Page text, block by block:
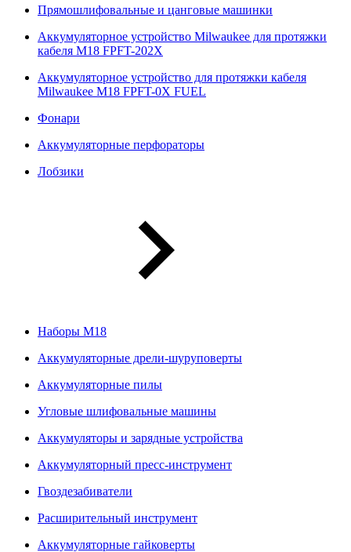
Прямошлифовальные и цанговые машинки
Аккумуляторное устройство Milwaukee для протяжки
кабеля M18 FPFT-202X
Аккумуляторное устройство для протяжки кабеля
Milwaukee M18 FPFT-0X FUEL
Фонари
Аккумуляторные перфораторы
Лобзики
Наборы М18
Аккумуляторные дрели-шуруповерты
Аккумуляторные пилы
Угловые шлифовальные машины
Аккумуляторы и зарядные устройства
Аккумуляторный пресс-инструмент
Гвоздезабиватели
Расширительный инструмент
Аккумуляторные гайковерты